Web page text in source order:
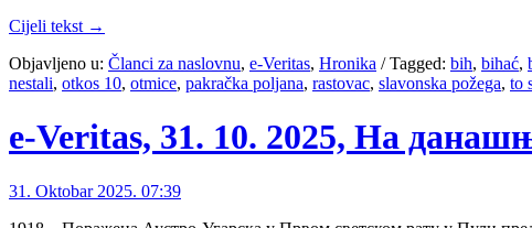
Cijeli tekst →
Objavljeno u: Članci za naslovnu, e-Veritas, Hronika /Tagged: bih, bihać,
nestali, otkos 10, otmice, pakračka poljana, rastovac, slavonska požega, to
e-Veritas, 31. 10. 2025, На
31. Oktobar 2025. 07:39